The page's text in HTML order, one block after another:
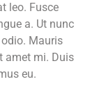
leo. Fusce
a. Ut nunc
Mauris
amet mi. Duis
eu.